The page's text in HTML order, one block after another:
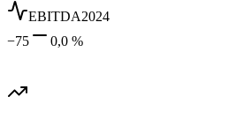
EBITDA2024
−75
0,0 %